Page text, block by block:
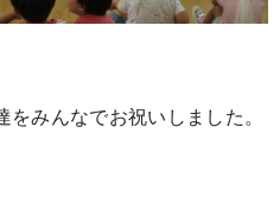
をみんなでお祝いしました。